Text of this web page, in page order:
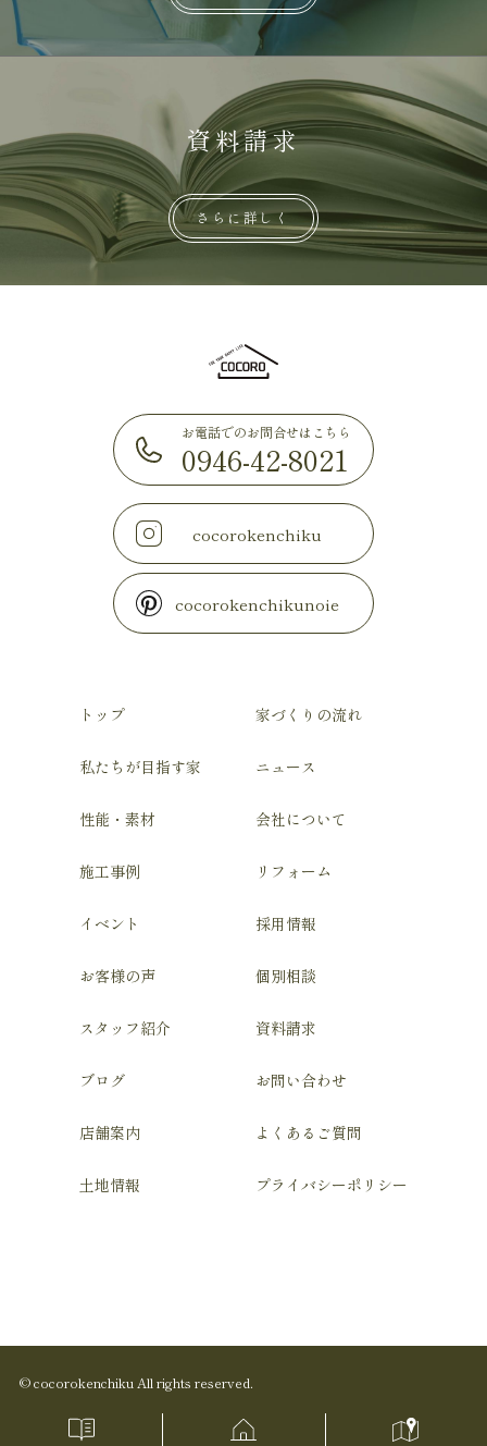
資料請求
さらに詳しく
お電話でのお問合せはこちら
0946-42-8021
cocorokenchiku
cocorokenchikunoie
トップ
私たちが目指す家
性能・素材
施工事例
イベント
お客様の声
スタッフ紹介
ブログ
店舗案内
土地情報
家づくりの流れ
ニュース
会社について
リフォーム
採用情報
個別相談
資料請求
お問い合わせ
よくあるご質問
プライバシーポリシー
© cocorokenchiku All rights reserved.